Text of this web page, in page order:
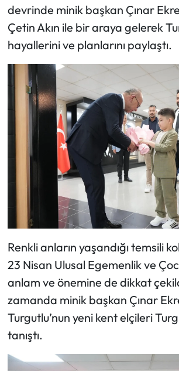
devrinde minik başkan Çınar
Çetin Akın ile bir araya gelerek
hayallerini ve planlarını paylaştı.
Renkli anların yaşandığı temsili
23 Nisan Ulusal Egemenlik ve
anlam ve önemine de dikkat
zamanda minik başkan Çınar
Turgutlu’nun yeni kent elçileri
tanıştı.